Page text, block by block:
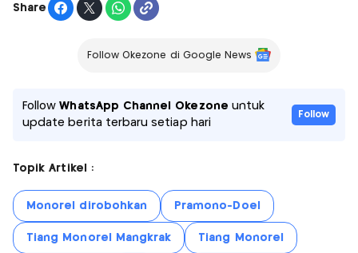
Share
Follow Okezone di Google News
FollowWhatsApp Channel Okezone untuk
update berita terbaru setiap hari
Follow
Topik Artikel :
Monorel dirobohkan Pramono-Doel
Tiang Monorel Mangkrak Tiang Monorel